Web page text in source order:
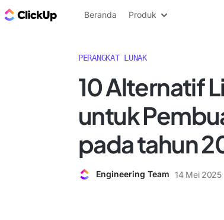
Blog ClickUp
Beranda Produk
PERANGKAT LUNAK
10 Alternatif
untuk
pada tahun
Engineering Team 14 Mei 2025